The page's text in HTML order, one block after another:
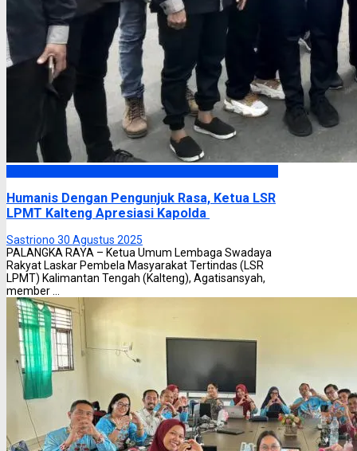
Humanis Dengan Pengunjuk Rasa, Ketua LSR
LPMT Kalteng Apresiasi Kapolda
Sastriono 30 Agustus 2025
PALANGKA RAYA – Ketua Umum Lembaga Swadaya
Rakyat Laskar Pembela Masyarakat Tertindas (LSR
LPMT) Kalimantan Tengah (Kalteng), Agatisansyah,
member ...